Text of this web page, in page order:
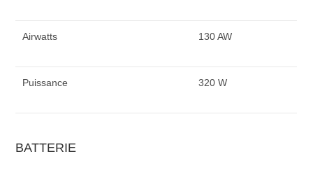
Airwatts 130 AW
Puissance 320 W
BATTERIE